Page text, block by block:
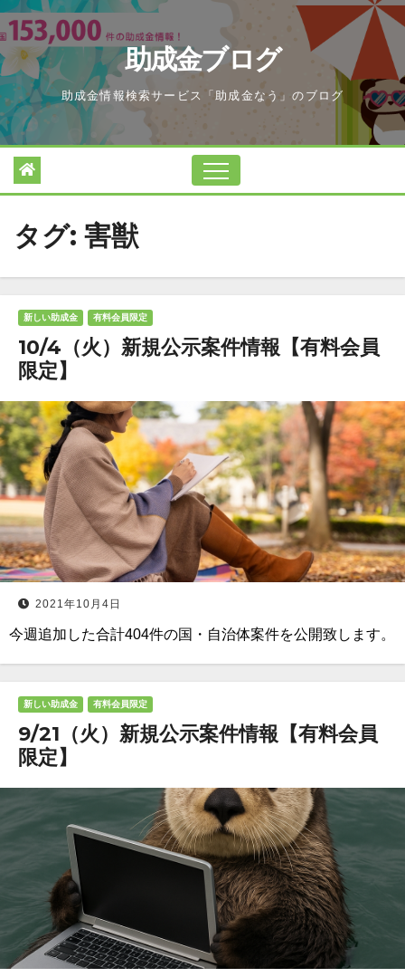
Skip
to
content
助成金ブログ
助成金情報検索サービス「助成金なう」のブログ
タグ: 害獣
新しい助成金 有料会員限定
10/4（火）新規公示案件情報【有料会員
限定】
2021年10月4日
今週追加した合計404件の国・自治体案件を公開致します。
新しい助成金 有料会員限定
9/21（火）新規公示案件情報【有料会員
限定】